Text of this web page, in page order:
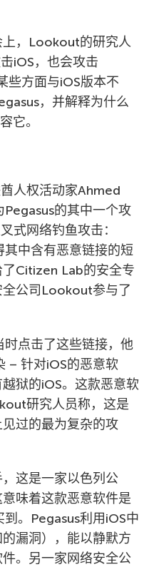
上，Lookout的研究人
iOS，也会攻击
方面与iOS版本不
，并解释为什么
它。
人权活动家Ahmed
的其中一个攻
式网络钓鱼攻击：
中含有恶意链接的短
Citizen Lab的安全专
全公司Lookout参与了
点击了这些链接，他
– 针对iOS的恶意软
狱的iOS。这款恶意软
研究人员称，这是
过的最为复杂的攻
这是一家以色列公
味着这款恶意软件是
。Pegasus利用iOS中
漏洞），能以静默方
。另一家网络安全公